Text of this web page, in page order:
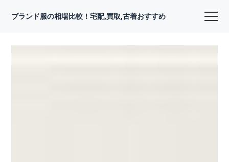
ブランド服の相場比較！宅配,買取,古着おすすめ